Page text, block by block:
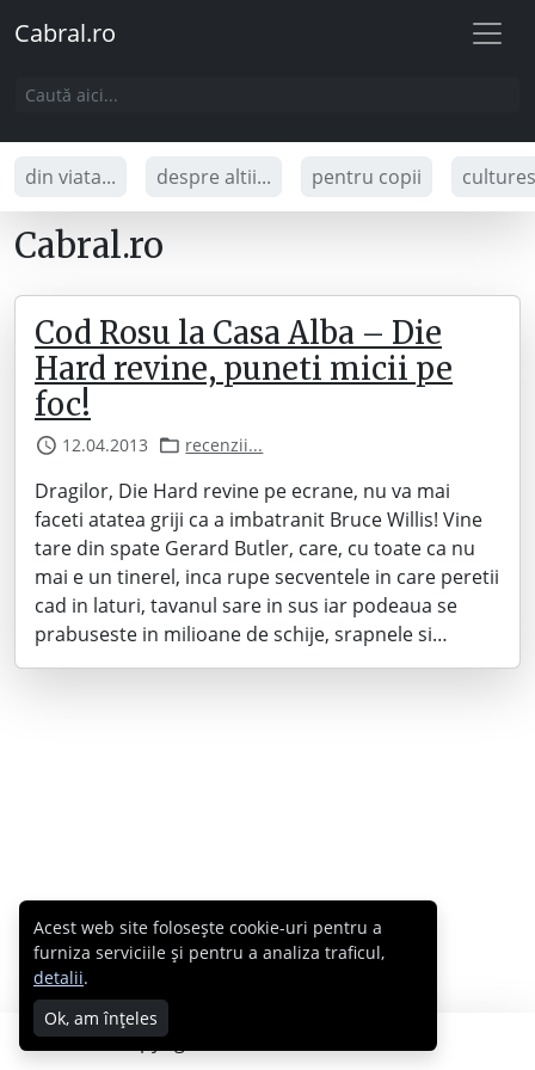
Cabral.ro
din viata... despre altii... pentru copii
Cabral.ro
Cod Rosu la Casa Alba – Die
Hard revine, puneti micii pe
foc!
12.04.2013 recenzii...
Dragilor, Die Hard revine pe ecrane, nu va mai
faceti atatea griji ca a imbatranit Bruce Willis! Vine
tare din spate Gerard Butler, care, cu toate ca nu
mai e un tinerel, inca rupe secventele in care peretii
cad in laturi, tavanul sare in sus iar podeaua se
prabuseste in milioane de schije, srapnele si…
Copyright © 2007 - 2026 Cabral.ro
Acest web site folosește cookie-uri pentru a
furniza serviciile și pentru a analiza traficul,
detalii.
Ok, am înțeles